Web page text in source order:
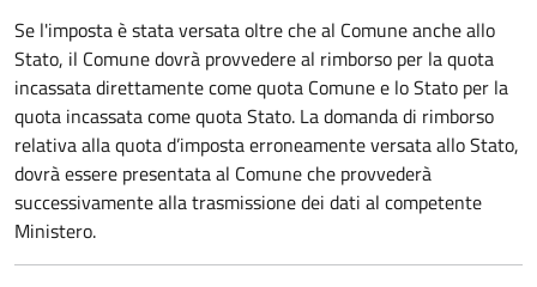
Se l'imposta è stata versata oltre che al Comune anche allo
Stato, il Comune dovrà provvedere al rimborso per la quota
incassata direttamente come quota Comune e lo Stato per la
quota incassata come quota Stato. La domanda di rimborso
relativa alla quota d’imposta erroneamente versata allo Stato,
dovrà essere presentata al Comune che provvederà
successivamente alla trasmissione dei dati al competente
Ministero.